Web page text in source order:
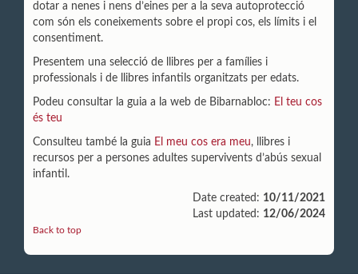
dotar a nenes i nens d’eines per a la seva autoprotecció
com són els coneixements sobre el propi cos, els límits i el
consentiment.
Presentem una selecció de llibres per a famílies i
professionals i de llibres infantils organitzats per edats.
Podeu consultar la guia a la web de Bibarnabloc: El teu cos
és teu
Consulteu també la guia El meu cos era meu, llibres i
recursos per a persones adultes supervivents d’abús sexual
infantil.
Date created: 10/11/2021
Last updated: 12/06/2024
Back to top